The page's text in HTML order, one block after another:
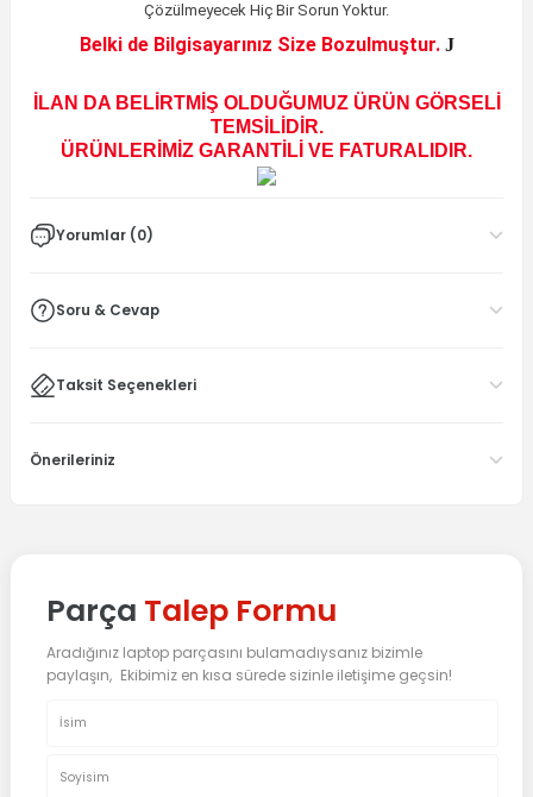
Çözülmeyecek Hiç Bir Sorun Yoktur.
Belki de Bilgisayarınız Size Bozulmuştur. J
İLAN DA BELİRTMİŞ OLDUĞUMUZ ÜRÜN GÖRSELİ
TEMSİLİDİR.
ÜRÜNLERİMİZ GARANTİLİ VE FATURALIDIR.
Yorumlar (0)
Soru & Cevap
Taksit Seçenekleri
Önerileriniz
Parça Talep Formu
Aradığınız laptop parçasını bulamadıysanız bizimle
paylaşın, Ekibimiz en kısa sürede sizinle iletişime geçsin!